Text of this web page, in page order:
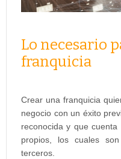
Lo necesario
franquicia
Crear una franquicia
negocio con un éxito
reconocida y que
propios, los cuales
terceros.